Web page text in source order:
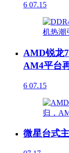
6 07.15
AMD锐龙
AM4平台
6 07.15
微星台式